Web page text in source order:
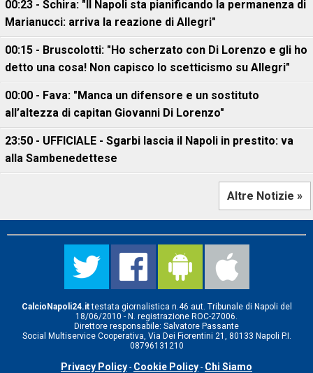
00:23 - Schira: "Il Napoli sta pianificando la permanenza di
Marianucci: arriva la reazione di Allegri"
00:15 - Bruscolotti: "Ho scherzato con Di Lorenzo e gli ho
detto una cosa! Non capisco lo scetticismo su Allegri"
00:00 - Fava: "Manca un difensore e un sostituto
all’altezza di capitan Giovanni Di Lorenzo"
23:50 - UFFICIALE - Sgarbi lascia il Napoli in prestito: va
alla Sambenedettese
Altre Notizie »
CalcioNapoli24.ittestata giornalistica n.46 aut. Tribunale di Napoli del
18/06/2010 - N. registrazione ROC-27006.
Direttore responsabile: Salvatore Passante
Social Multiservice Cooperativa, Via Dei Fiorentini 21, 80133 Napoli P.I.
08796131210
Privacy Policy - Cookie Policy - Chi Siamo